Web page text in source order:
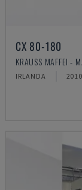
CX 80-180
KRAUSS MAFFEI -
IRLANDA 2010